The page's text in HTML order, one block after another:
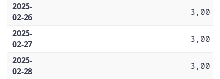
2025-
02-26
3,00
2025-
02-27
3,00
2025-
02-28
3,00